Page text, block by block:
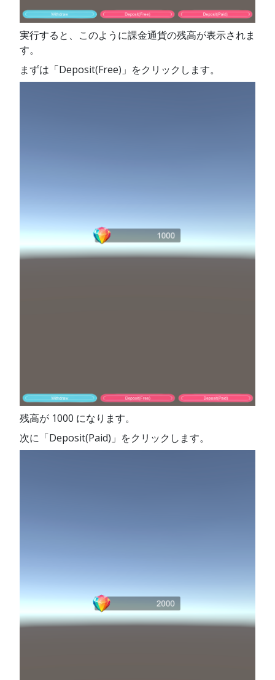
実行すると、このように課金通貨の残高が表示されま
す。
まずは「Deposit(Free)」をクリックします。
残高が 1000 になります。
次に「Deposit(Paid)」をクリックします。